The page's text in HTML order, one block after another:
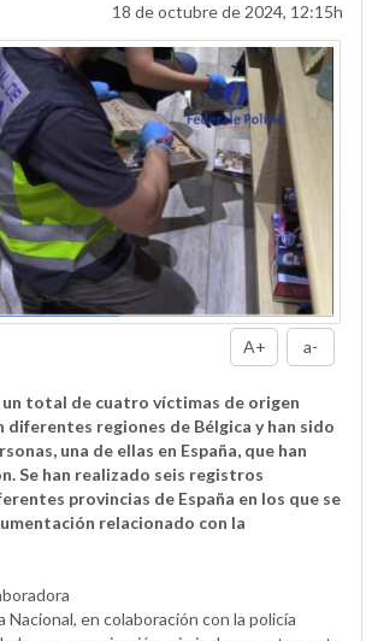
18 de octubre de 2024, 12:15h
A+ a-
total de cuatro víctimas de origen
regiones de Bélgica y han sido
una de ellas en España, que han
Se han realizado seis registros
provincias de España en los que se
relacionado con la
Nacional, en colaboración con la policía